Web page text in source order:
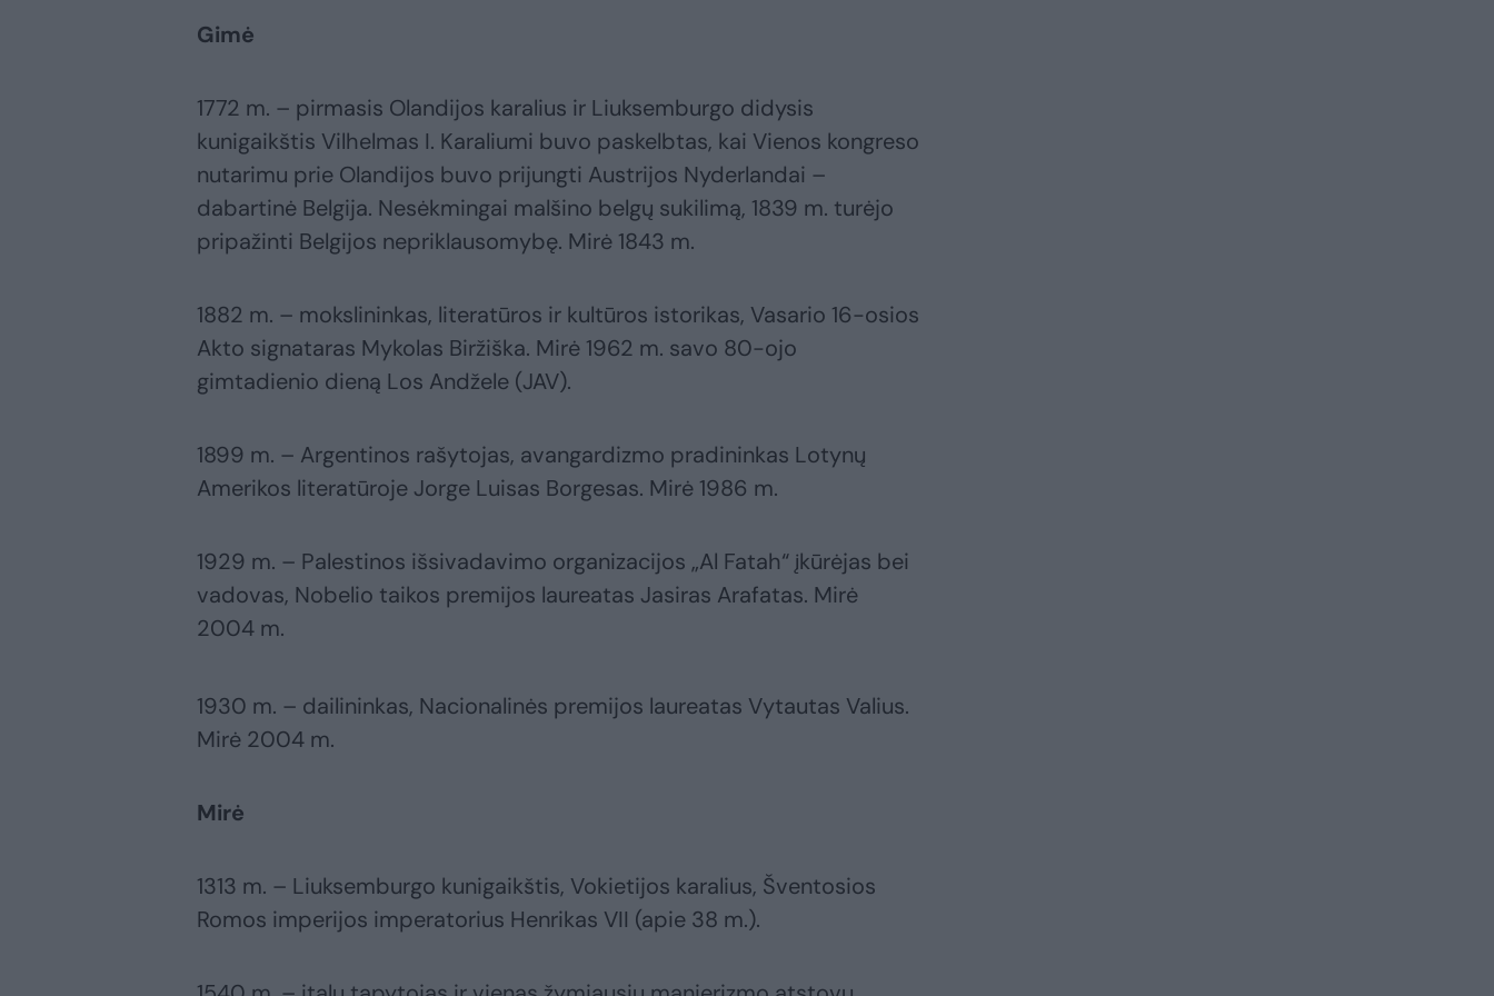
Gimė
1772 m. – pirmasis Olandijos karalius ir Liuksemburgo didysis
kunigaikštis Vilhelmas I. Karaliumi buvo paskelbtas, kai Vienos kongreso
nutarimu prie Olandijos buvo prijungti Austrijos Nyderlandai –
dabartinė Belgija. Nesėkmingai malšino belgų sukilimą, 1839 m. turėjo
pripažinti Belgijos nepriklausomybę. Mirė 1843 m.
1882 m. – mokslininkas, literatūros ir kultūros istorikas, Vasario 16-osios
Akto signataras Mykolas Biržiška. Mirė 1962 m. savo 80-ojo
gimtadienio dieną Los Andžele (JAV).
1899 m. – Argentinos rašytojas, avangardizmo pradininkas Lotynų
Amerikos literatūroje Jorge Luisas Borgesas. Mirė 1986 m.
1929 m. – Palestinos išsivadavimo organizacijos „Al Fatah“ įkūrėjas bei
vadovas, Nobelio taikos premijos laureatas Jasiras Arafatas. Mirė
2004 m.
1930 m. – dailininkas, Nacionalinės premijos laureatas Vytautas Valius.
Mirė 2004 m.
Mirė
1313 m. – Liuksemburgo kunigaikštis, Vokietijos karalius, Šventosios
Romos imperijos imperatorius Henrikas VII (apie 38 m.).